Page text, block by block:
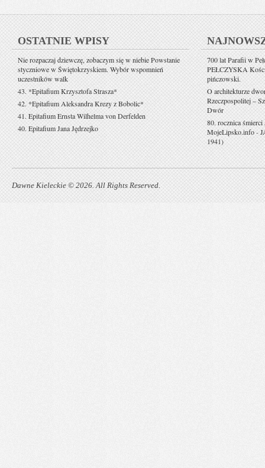
OSTATNIE WPISY
Nie rozpaczaj dziewczę, zobaczym się w niebie Powstanie
styczniowe w Świętokrzyskiem. Wybór wspomnień
uczestników walk
43. *Epitafium Krzysztofa Strasza*
42. *Epitafium Aleksandra Krezy z Bobolic*
41. Epitafium Ernsta Wilhelma von Derfelden
40. Epitafium Jana Jędrzejko
700 lat Parafii w
PEŁCZYSKA
pińczowski.
O architekturze
Rzeczpospolitej –
Dwór
80. rocznica
MojeLipsko.info-
1941)
Dawne Kieleckie © 2026. All Rights Reserved.